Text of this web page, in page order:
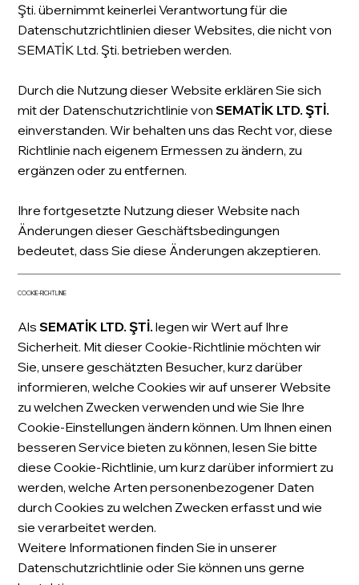
Şti. übernimmt keinerlei Verantwortung für die
Datenschutzrichtlinien dieser Websites, die nicht von
SEMATİK Ltd. Şti. betrieben werden.
Durch die Nutzung dieser Website erklären Sie sich
mit der Datenschutzrichtlinie von SEMATİK LTD. ŞTİ.
einverstanden. Wir behalten uns das Recht vor, diese
Richtlinie nach eigenem Ermessen zu ändern, zu
ergänzen oder zu entfernen.
Ihre fortgesetzte Nutzung dieser Website nach
Änderungen dieser Geschäftsbedingungen
bedeutet, dass Sie diese Änderungen akzeptieren.
COOKIE-RICHTLINIE
Als SEMATİK LTD. ŞTİ. legen wir Wert auf Ihre
Sicherheit. Mit dieser Cookie-Richtlinie möchten wir
Sie, unsere geschätzten Besucher, kurz darüber
informieren, welche Cookies wir auf unserer Website
zu welchen Zwecken verwenden und wie Sie Ihre
Cookie-Einstellungen ändern können. Um Ihnen einen
besseren Service bieten zu können, lesen Sie bitte
diese Cookie-Richtlinie, um kurz darüber informiert zu
werden, welche Arten personenbezogener Daten
durch Cookies zu welchen Zwecken erfasst und wie
sie verarbeitet werden.
Weitere Informationen finden Sie in unserer
Datenschutzrichtlinie oder Sie können uns gerne